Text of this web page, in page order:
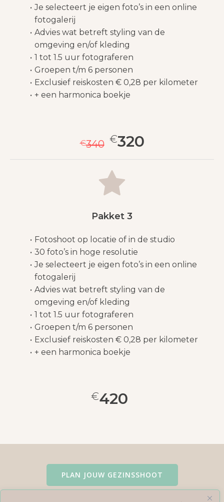
Je selecteert je eigen foto’s in een online
fotogalerij
Advies wat betreft styling van de
omgeving en/of kleding
1 tot 1.5 uur fotograferen
Groepen t/m 6 personen
Exclusief reiskosten € 0,28 per kilometer
+ een harmonica boekje
€340 €320
Pakket 3
Fotoshoot op locatie of in de studio
30 foto’s in hoge resolutie
Je selecteert je eigen foto’s in een online
fotogalerij
Advies wat betreft styling van de
omgeving en/of kleding
1 tot 1.5 uur fotograferen
Groepen t/m 6 personen
Exclusief reiskosten € 0,28 per kilometer
+ een harmonica boekje
€420
PLAN JOUW GEZINSSHOOT